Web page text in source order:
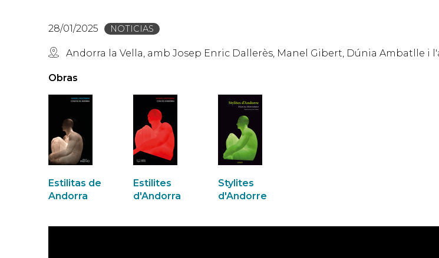
28/01/2025 NOTICIAS
Andorra la Vella, amb Josep Enric Dallerès, Manel Gibert, Dúnia Ambatlle i
Obras
Estilitas de
Andorra
Estilites
d'Andorra
Stylites
d'Andorre